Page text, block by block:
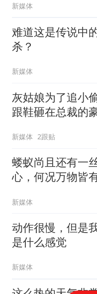
新媒体
难道这是传说中
杀？
新媒体
灰姑娘为了追小
跟鞋砸在总裁的
新媒体 2跟贴
蝼蚁尚且还有一
心，何况万物皆
新媒体
动作很慢，但是
是什么感觉
新媒体